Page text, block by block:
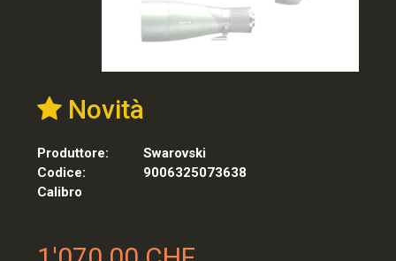
Novità
Produttore:
Swarovski
Codice:
9006325073638
Calibro